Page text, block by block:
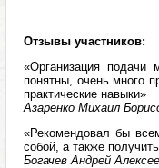
Отзывы участников:
«Организация подачи
понятны, очень много
практические навыки»
Азаренко Михаил
«Рекомендовал бы
собой, а также
Богачев Андрей